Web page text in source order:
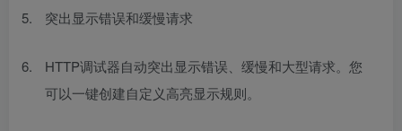
突出显示错误和缓慢请求
HTTP调试器自动突出显示错误、缓慢和大型请求。您
可以一键创建自定义高亮显示规则。